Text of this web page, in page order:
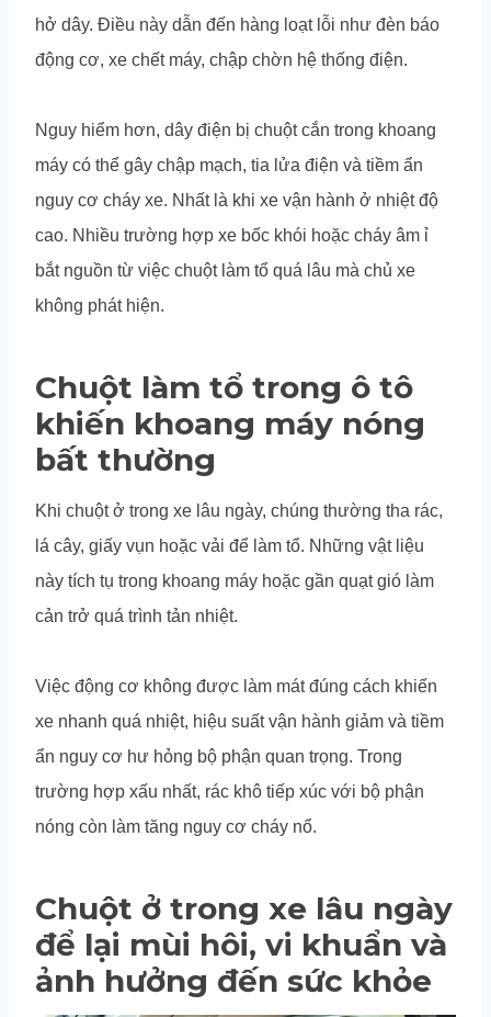
hở dây. Điều này dẫn đến hàng loạt lỗi như đèn báo
động cơ, xe chết máy, chập chờn hệ thống điện.
Nguy hiểm hơn, dây điện bị chuột cắn trong khoang
máy có thể gây chập mạch, tia lửa điện và tiềm ẩn
nguy cơ cháy xe. Nhất là khi xe vận hành ở nhiệt độ
cao. Nhiều trường hợp xe bốc khói hoặc cháy âm ỉ
bắt nguồn từ việc chuột làm tổ quá lâu mà chủ xe
không phát hiện.
Chuột làm tổ trong ô tô
khiến khoang máy nóng
bất thường
Khi chuột ở trong xe lâu ngày, chúng thường tha rác,
lá cây, giấy vụn hoặc vải để làm tổ. Những vật liệu
này tích tụ trong khoang máy hoặc gần quạt gió làm
cản trở quá trình tản nhiệt.
Việc động cơ không được làm mát đúng cách khiến
xe nhanh quá nhiệt, hiệu suất vận hành giảm và tiềm
ẩn nguy cơ hư hỏng bộ phận quan trọng. Trong
trường hợp xấu nhất, rác khô tiếp xúc với bộ phận
nóng còn làm tăng nguy cơ cháy nổ.
Chuột ở trong xe lâu ngày
để lại mùi hôi, vi khuẩn và
ảnh hưởng đến sức khỏe